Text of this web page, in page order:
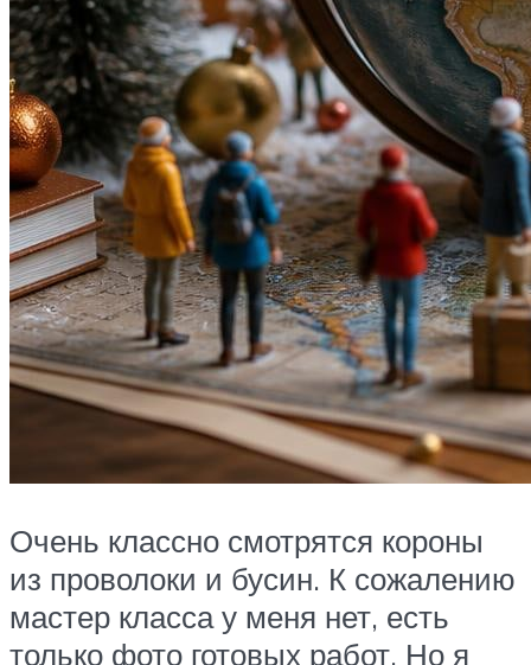
Очень классно смотрятся короны
из проволоки и бусин. К сожалению
мастер класса у меня нет, есть
только фото готовых работ. Но я